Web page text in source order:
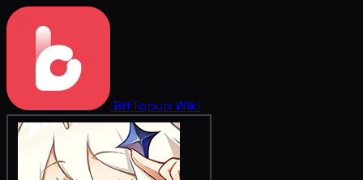
BitTopup Wiki